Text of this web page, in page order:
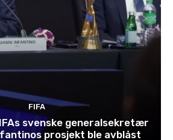
FIFA
svenske generalsekretær
prosjekt ble avblåst